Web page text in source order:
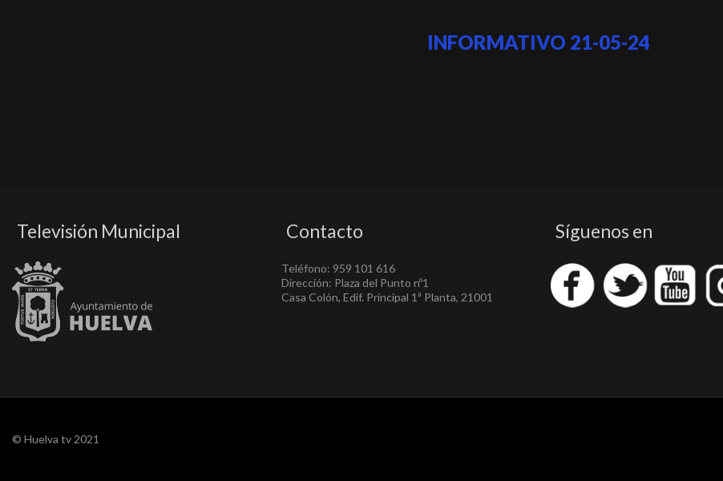
INFORMATIVO 21-05-24
Televisión Municipal Contacto
Teléfono: 959 101 616
Dirección: Plaza del Punto nº1
Casa Colón, Edif. Principal 1ª Planta, 21001
Síguenos en
© Huelva tv 2021